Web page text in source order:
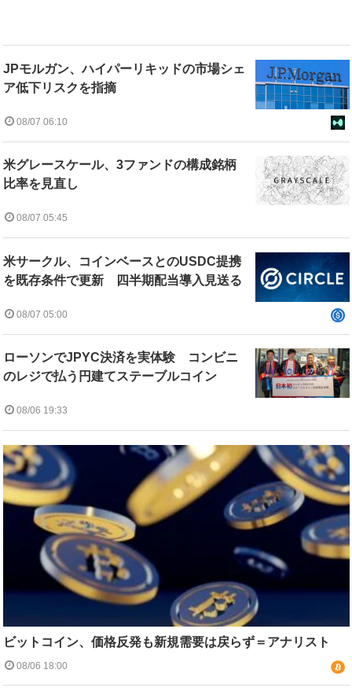
JPモルガン、ハイパーリキッドの市場シェ
ア低下リスクを指摘
08/07 06:10
米グレースケール、3ファンドの構成銘柄
比率を見直し
08/07 05:45
米サークル、コインベースとのUSDC提携
を既存条件で更新 四半期配当導入見送る
08/07 05:00
ローソンでJPYC決済を実体験 コンビニ
のレジで払う円建てステーブルコイン
08/06 19:33
ビットコイン、価格反発も新規需要は戻らず＝アナリスト
08/06 18:00